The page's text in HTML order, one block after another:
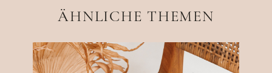
ÄHNLICHE THEMEN